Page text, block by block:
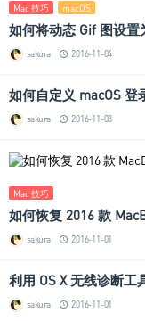
Mac 技巧 macOS
如何将动态 Gif 图设置
sakura 2016-11-04
如何自定义 macOS 登
sakura 2016-11-03
Mac 技巧
如何恢复 2016 款
sakura 2016-11-01
利用 OS X 无线诊断工
sakura 2016-11-01